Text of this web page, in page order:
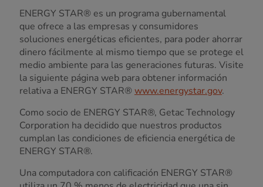
ENERGY STAR® es un programa gubernamental
que ofrece a las empresas y consumidores
soluciones energéticas eficientes, para poder ahorrar
dinero fácilmente al mismo tiempo que se protege el
medio ambiente para las generaciones futuras. Visite
la siguiente página web para obtener información
relativa a ENERGY STAR® www.energystar.gov.
Como socio de ENERGY STAR®, Getac Technology
Corporation ha decidido que nuestros productos
cumplan las condiciones de eficiencia energética de
ENERGY STAR®.
Una computadora con calificación ENERGY STAR®